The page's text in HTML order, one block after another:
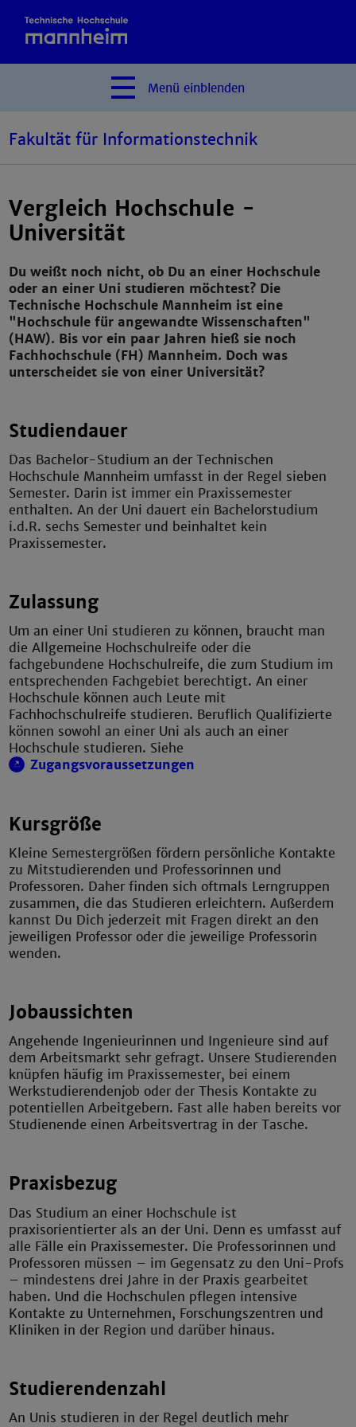
Menü einblenden
Fakultät für Informationstechnik
Vergleich Hochschule -
Universität
Du weißt noch nicht, ob Du an einer Hochschule
oder an einer Uni studieren möchtest? Die
Technische Hochschule Mannheim ist eine
"Hochschule für angewandte Wissenschaften"
(HAW). Bis vor ein paar Jahren hieß sie noch
Fachhochschule (FH) Mannheim. Doch was
unterscheidet sie von einer Universität?
Studiendauer
Das Bachelor-Studium an der Technischen
Hochschule Mannheim umfasst in der Regel sieben
Semester. Darin ist immer ein Praxissemester
enthalten. An der Uni dauert ein Bachelorstudium
i.d.R. sechs Semester und beinhaltet kein
Praxissemester.
Zulassung
Um an einer Uni studieren zu können, braucht man
die Allgemeine Hochschulreife oder die
fachgebundene Hochschulreife, die zum Studium im
entsprechenden Fachgebiet berechtigt. An einer
Hochschule können auch Leute mit
Fachhochschulreife studieren. Beruflich Qualifizierte
können sowohl an einer Uni als auch an einer
Hochschule studieren. Siehe
Zugangsvoraussetzungen
Kursgröße
Kleine Semestergrößen fördern persönliche Kontakte
zu Mitstudierenden und Professorinnen und
Professoren. Daher finden sich oftmals Lerngruppen
zusammen, die das Studieren erleichtern. Außerdem
kannst Du Dich jederzeit mit Fragen direkt an den
jeweiligen Professor oder die jeweilige Professorin
wenden.
Jobaussichten
Angehende Ingenieurinnen und Ingenieure sind auf
dem Arbeitsmarkt sehr gefragt. Unsere Studierenden
knüpfen häufig im Praxissemester, bei einem
Werkstudierendenjob oder der Thesis Kontakte zu
potentiellen Arbeitgebern. Fast alle haben bereits vor
Studienende einen Arbeitsvertrag in der Tasche.
Praxisbezug
Das Studium an einer Hochschule ist
praxisorientierter als an der Uni. Denn es umfasst auf
alle Fälle ein Praxissemester. Die Professorinnen und
Professoren müssen – im Gegensatz zu den Uni-Profs
– mindestens drei Jahre in der Praxis gearbeitet
haben. Und die Hochschulen pflegen intensive
Kontakte zu Unternehmen, Forschungszentren und
Kliniken in der Region und darüber hinaus.
Studierendenzahl
An Unis studieren in der Regel deutlich mehr